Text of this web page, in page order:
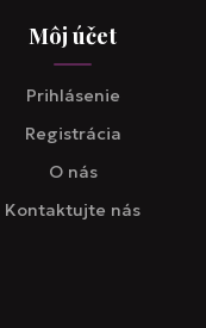
Môj účet
Prihlásenie
Registrácia
O nás
Kontaktujte nás